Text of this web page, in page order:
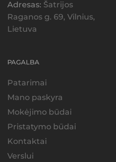
Adresas: Šatrijos
Raganos g. 69, Vilnius,
Lietuva
PAGALBA
Patarimai
Mano paskyra
Mokėjimo būdai
Pristatymo būdai
Kontaktai
Verslui